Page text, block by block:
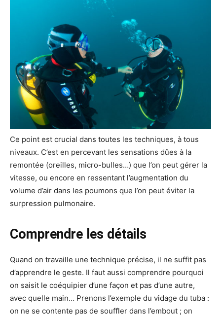
Ce point est crucial dans toutes les techniques, à tous
niveaux. C’est en percevant les sensations dûes à la
remontée (oreilles, micro-bulles…) que l’on peut gérer la
vitesse, ou encore en ressentant l’augmentation du
volume d’air dans les poumons que l’on peut éviter la
surpression pulmonaire.
Comprendre les détails
Quand on travaille une technique précise, il ne suffit pas
d’apprendre le geste. Il faut aussi comprendre pourquoi
on saisit le coéquipier d’une façon et pas d’une autre,
avec quelle main… Prenons l’exemple du vidage du tuba :
on ne se contente pas de souffler dans l’embout ; on